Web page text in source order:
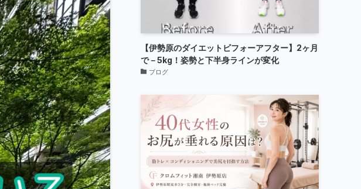
【伊勢原のダイエットビフォーアフター】2ヶ月
で－5kg！姿勢と下半身ラインが変化
ブログ